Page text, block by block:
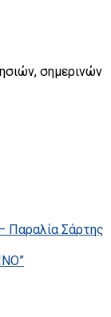
σημερινών
Σάρτης